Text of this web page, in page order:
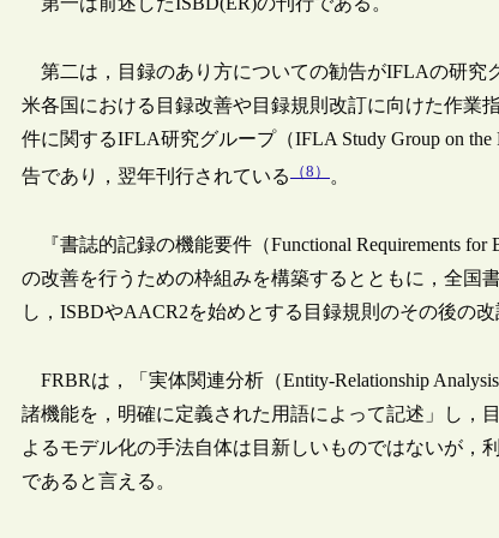
第二は，目録のあり方についての勧告がIFLAの研究
米各国における目録改善や目録規則改訂に向けた作業
件に関するIFLA研究グループ（IFLA Study Group on the
告であり，翌年刊行されている
（8） 。
『書誌的記録の機能要件（Functional Requirements
の改善を行うための枠組みを構築するとともに，全国
し，ISBDやAACR2を始めとする目録規則のその後の
FRBRは，「実体関連分析（Entity-Relationship
諸機能を，明確に定義された用語によって記述」し，
よるモデル化の手法自体は目新しいものではないが，
であると言える。